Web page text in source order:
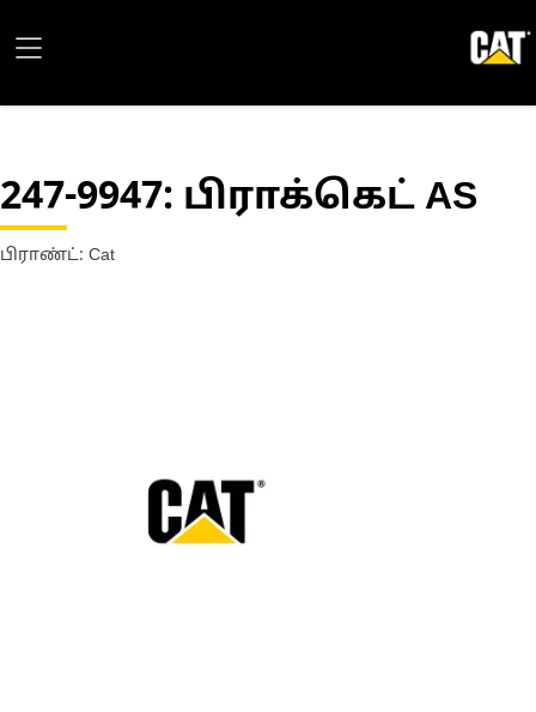
247-9947: பிராக்கெட் AS
பிராண்ட்: Cat